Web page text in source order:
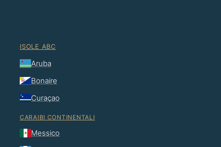
ISOLE ABC
Aruba
Bonaire
Curaçao
CARAIBI CONTINENTALI
Messico